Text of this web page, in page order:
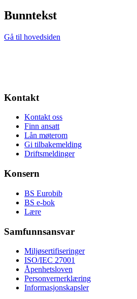
Bunntekst
Gå til hovedsiden
Kontakt
Kontakt oss
Finn ansatt
Lån møterom
Gi tilbakemelding
Driftsmeldinger
Konsern
BS Eurobib
BS e-bok
Lære
Samfunnsansvar
Miljøsertifiseringer
ISO/IEC 27001
Åpenhetsloven
Personvernerklæring
Informasjonskapsler